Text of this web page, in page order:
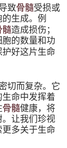
致骨髓受损或
生成。例
髓造成损伤；
的数量和功
护好这片生命
切而复杂。它
命中发挥着
骨髓健康，将
让我们珍视
多关于生命